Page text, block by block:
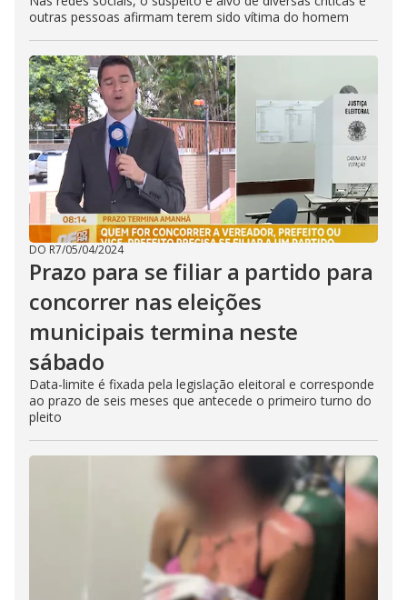
outras pessoas afirmam terem sido vítima do homem
DO R7/05/04/2024
Prazo para se filiar a partido para
concorrer nas eleições
municipais termina neste
sábado
Data-limite é fixada pela legislação eleitoral e corresponde
ao prazo de seis meses que antecede o primeiro turno do
pleito